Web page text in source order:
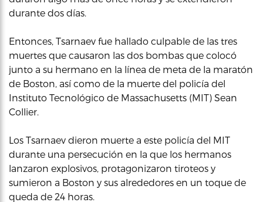
durante dos días.
Entonces, Tsarnaev fue hallado culpable de las tres
muertes que causaron las dos bombas que colocó
junto a su hermano en la línea de meta de la maratón
de Boston, así como de la muerte del policía del
Instituto Tecnológico de Massachusetts (MIT) Sean
Collier.
Los Tsarnaev dieron muerte a este policía del MIT
durante una persecución en la que los hermanos
lanzaron explosivos, protagonizaron tiroteos y
sumieron a Boston y sus alrededores en un toque de
queda de 24 horas.